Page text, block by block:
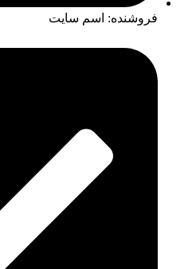
فروشنده: اسم سایت